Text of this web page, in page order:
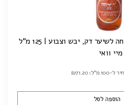
דק, יבש וצבוע | 125 מ"ל
מיי וואי
100 מ"ל: ₪71.20
הוספה לסל